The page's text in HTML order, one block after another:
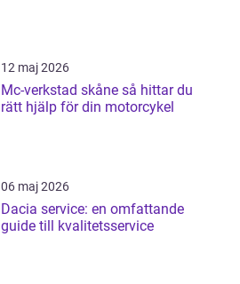
12 maj 2026
Mc-verkstad skåne så hittar du
rätt hjälp för din motorcykel
06 maj 2026
Dacia service: en omfattande
guide till kvalitetsservice